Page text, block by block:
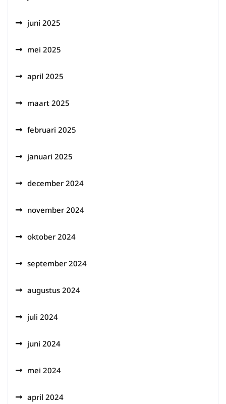
juni 2025
mei 2025
april 2025
maart 2025
februari 2025
januari 2025
december 2024
november 2024
oktober 2024
september 2024
augustus 2024
juli 2024
juni 2024
mei 2024
april 2024